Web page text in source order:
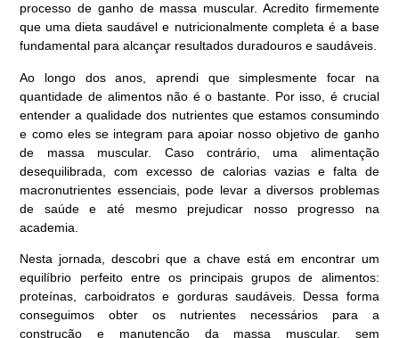
processo de ganho de massa muscular. Acredito firmemente
que uma dieta saudável e nutricionalmente completa é a base
fundamental para alcançar resultados duradouros e saudáveis.
Ao longo dos anos, aprendi que simplesmente focar na
quantidade de alimentos não é o bastante. Por isso, é crucial
entender a qualidade dos nutrientes que estamos consumindo
e como eles se integram para apoiar nosso objetivo de ganho
de massa muscular. Caso contrário, uma alimentação
desequilibrada, com excesso de calorias vazias e falta de
macronutrientes essenciais, pode levar a diversos problemas
de saúde e até mesmo prejudicar nosso progresso na
academia.
Nesta jornada, descobri que a chave está em encontrar um
equilíbrio perfeito entre os principais grupos de alimentos:
proteínas, carboidratos e gorduras saudáveis. Dessa forma
conseguimos obter os nutrientes necessários para a
construção e manutenção da massa muscular, sem